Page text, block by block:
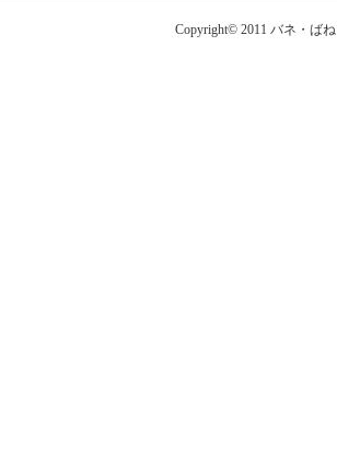
Copyright© 2011 バネ・ば